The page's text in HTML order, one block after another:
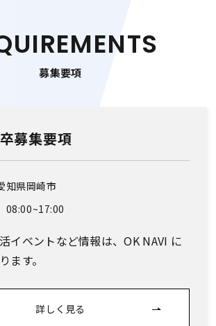
募集要項
募集要項
知県岡崎市
08:00~17:00
イベントなど情報は、OK NAVI に
ます。
詳しく見る